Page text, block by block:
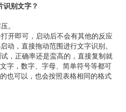
别文字？
。
即可，启动后不会有其他的反应
动，直接拖动范围进行文字识别。
正确率还是蛮高的，直接复制就
字，数字、字母、简单符号等都可
也可以，也会按照表格相同的格式